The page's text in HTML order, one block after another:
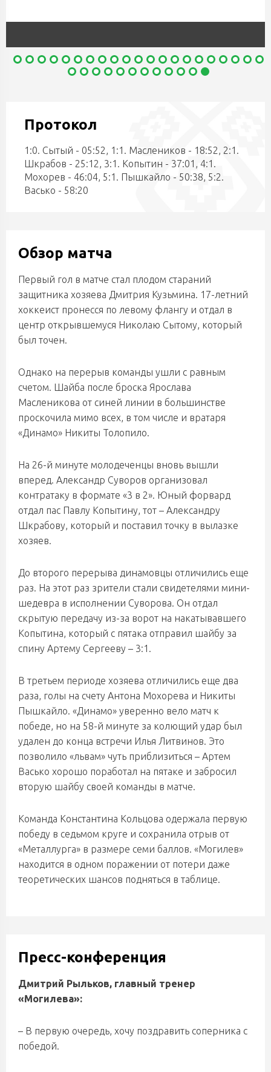
Протокол
1:0. Сытый - 05:52, 1:1. Маслеников - 18:52, 2:1.
Шкрабов - 25:12, 3:1. Копытин - 37:01, 4:1.
Мохорев - 46:04, 5:1. Пышкайло - 50:38, 5:2.
Васько - 58:20
Обзор матча
Первый гол в матче стал плодом стараний
защитника хозяева Дмитрия Кузьмина. 17-летний
хоккеист пронесся по левому флангу и отдал в
центр открывшемуся Николаю Сытому, который
был точен.
Однако на перерыв команды ушли с равным
счетом. Шайба после броска Ярослава
Масленикова от синей линии в большинстве
проскочила мимо всех, в том числе и вратаря
«Динамо» Никиты Толопило.
На 26-й минуте молодеченцы вновь вышли
вперед. Александр Суворов организовал
контратаку в формате «3 в 2». Юный форвард
отдал пас Павлу Копытину, тот – Александру
Шкрабову, который и поставил точку в вылазке
хозяев.
До второго перерыва динамовцы отличились еще
раз. На этот раз зрители стали свидетелями мини-
шедевра в исполнении Суворова. Он отдал
скрытую передачу из-за ворот на накатывавшего
Копытина, который с пятака отправил шайбу за
спину Артему Сергееву – 3:1.
В третьем периоде хозяева отличились еще два
раза, голы на счету Антона Мохорева и Никиты
Пышкайло. «Динамо» уверенно вело матч к
победе, но на 58-й минуте за колющий удар был
удален до конца встречи Илья Литвинов. Это
позволило «львам» чуть приблизиться – Артем
Васько хорошо поработал на пятаке и забросил
вторую шайбу своей команды в матче.
Команда Константина Кольцова одержала первую
победу в седьмом круге и сохранила отрыв от
«Металлурга» в размере семи баллов. «Могилев»
находится в одном поражении от потери даже
теоретических шансов подняться в таблице.
Пресс-конференция
Дмитрий Рыльков, главный тренер
«Могилева»:
– В первую очередь, хочу поздравить соперника с
победой.